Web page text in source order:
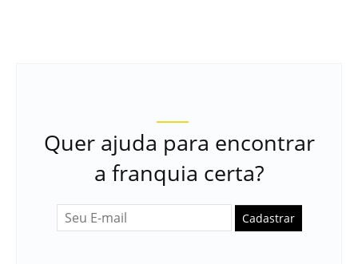
Quer ajuda para encontrar
a franquia certa?
Cadastrar